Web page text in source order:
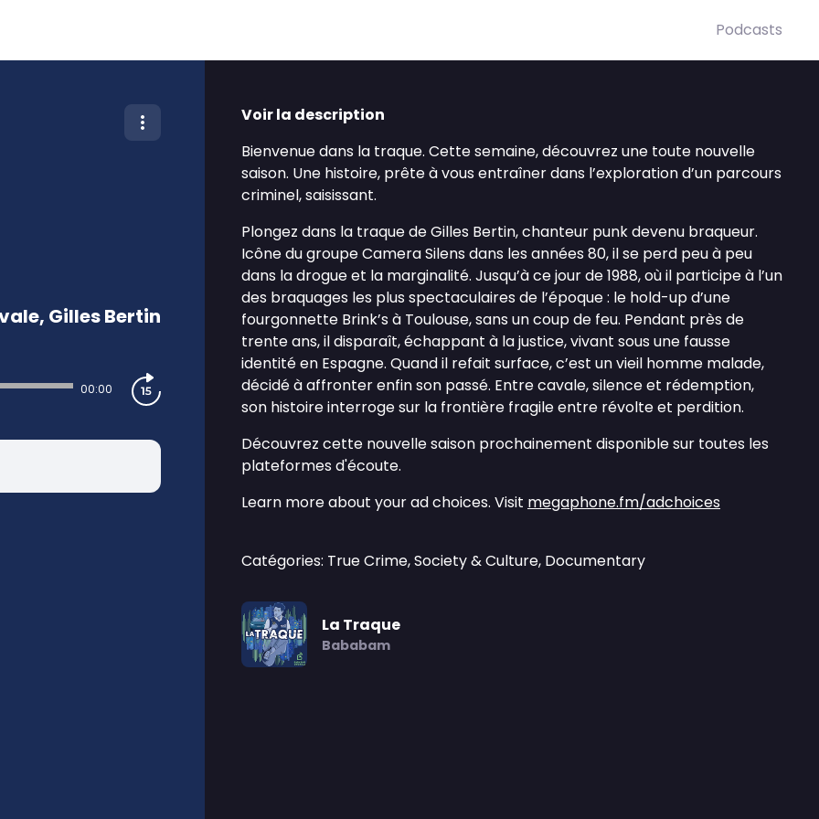
Podcasts
Gilles Bertin
00:00
Voir la description
Bienvenue dans la traque. Cette semaine, découvrez une toute nouvelle
saison. Une histoire, prête à vous entraîner dans l’exploration d’un parcours
criminel, saisissant.
Plongez dans la traque de Gilles Bertin, chanteur punk devenu braqueur.
Icône du groupe Camera Silens dans les années 80, il se perd peu à peu
dans la drogue et la marginalité. Jusqu’à ce jour de 1988, où il participe à l’un
des braquages les plus spectaculaires de l’époque : le hold-up d’une
fourgonnette Brink’s à Toulouse, sans un coup de feu. Pendant près de
trente ans, il disparaît, échappant à la justice, vivant sous une fausse
identité en Espagne. Quand il refait surface, c’est un vieil homme malade,
décidé à affronter enfin son passé. Entre cavale, silence et rédemption,
son histoire interroge sur la frontière fragile entre révolte et perdition.
Découvrez cette nouvelle saison prochainement disponible sur toutes les
plateformes d'écoute.
Learn more about your ad choices. Visit megaphone.fm/adchoices
Catégories: True Crime, Society & Culture, Documentary
La Traque
Bababam